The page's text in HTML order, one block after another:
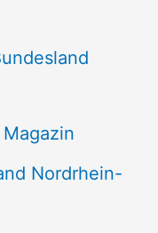
Nordrhein-